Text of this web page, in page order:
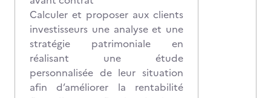
Calculer et proposer aux clients
investisseurs une analyse et une
stratégie patrimoniale en
réalisant une étude
personnalisée de leur situation
afin d’améliorer la rentabilité